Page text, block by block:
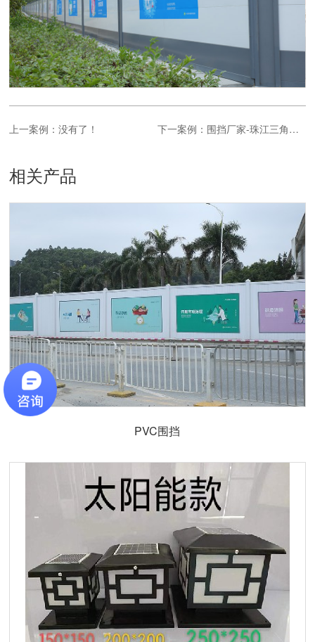
上一案例：没有了！ 下一案例：围挡厂家-珠江三角洲水资源配置工程
相关产品
PVC围挡